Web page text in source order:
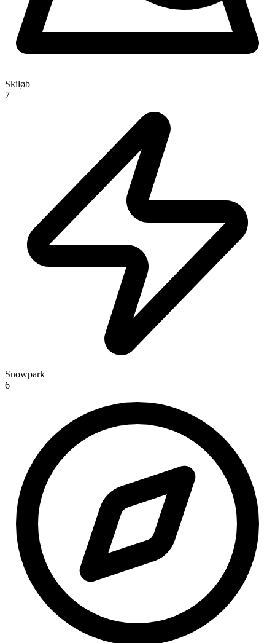
Skiløb
7
Snowpark
6